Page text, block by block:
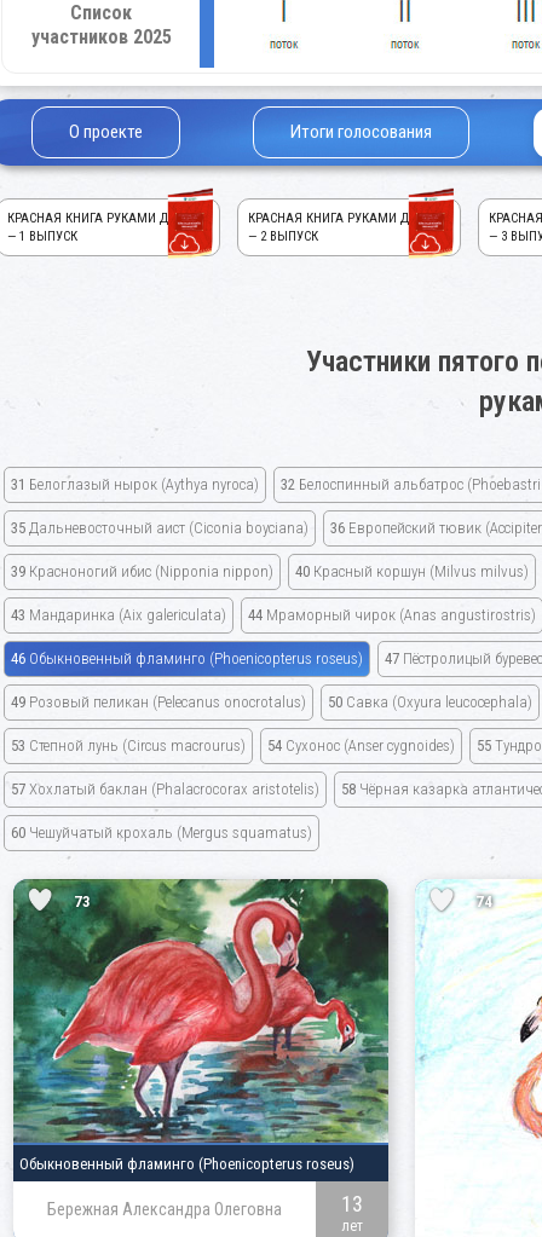
Список
участников 2025
О проекте Итоги голосования
КРАСНАЯ КНИГА РУКАМИ ДЕТЕЙ!
— 1 ВЫПУСК
КРАСНАЯ КНИГА РУКАМИ ДЕТЕЙ!
— 2 ВЫПУСК
— 3
Участники пятого
31 Белоглазый нырок (Aythya nyroca) 32 Белоспинный альбатрос
35 Дальневосточный аист (Ciconia boyciana) 36 Европейский тювик
39 Красноногий ибис (Nipponia nippon) 40 Красный коршун (Milvus milvus)
43 Мандаринка (Aix galericulata) 44 Мраморный чирок (Anas angustirostris)
46 Обыкновенный фламинго (Phoenicopterus roseus) 47 Пёстролицый
49 Розовый пеликан (Pelecanus onocrotalus) 50 Савка (Oxyura leucocephala)
53 Степной лунь (Circus macrourus) 54 Сухонос (Anser cygnoides) 55
57 Хохлатый баклан (Phalacrocorax aristotelis) 58 Чёрная казарка
60 Чешуйчатый крохаль (Mergus squamatus)
73
Обыкновенный фламинго (Phoenicopterus roseus)
Бережная Александра Олеговна 13
лет
74